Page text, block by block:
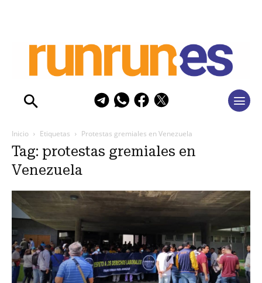
Inicio Etiquetas Protestas gremiales en Venezuela
Tag: protestas gremiales en
Venezuela